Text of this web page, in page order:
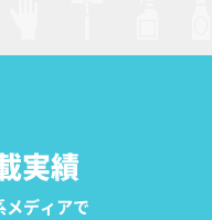
実績
メディアで